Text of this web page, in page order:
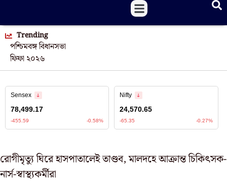
Trending
পশ্চিমবঙ্গ বিধানসভা
ফিফা ২০২৬
রোগীমৃত্যু ঘিরে হাসপাতালেই তাণ্ডব, মালদহে আক্রান্ত চিকিৎসক-
নার্স-স্বাস্থ্যকর্মীরা